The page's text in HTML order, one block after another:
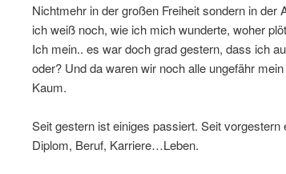
Nichtmehr in der großen Freiheit sondern in der
ich weiß noch, wie ich mich wunderte, woher
Ich mein.. es war doch grad gestern, dass ich
oder? Und da waren wir noch alle ungefähr
Kaum.
Seit gestern ist einiges passiert. Seit
Diplom, Beruf, Karriere…Leben.